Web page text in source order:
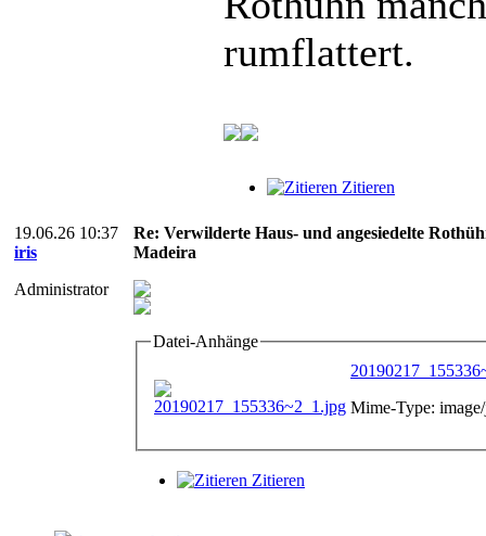
rumflattert.
Zitieren
19.06.26 10:37
iris
Administrator
Re: Verwilderte Haus- und angesiedelte
Madeira
Datei-Anhänge
Mime-Type:
Zitieren